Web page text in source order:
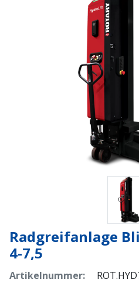
Radgreifanlage
4-7,5
Artikelnummer: